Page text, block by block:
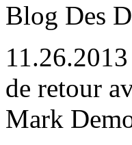
Blog Des
11.26.2013
de retour
Mark